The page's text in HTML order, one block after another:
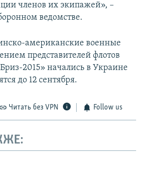
членов их экипажей», –
ведомстве.
американские военные
представителей флотов
2015» начались в Украине
до 12 сентября.
Читать без VPN Follow us